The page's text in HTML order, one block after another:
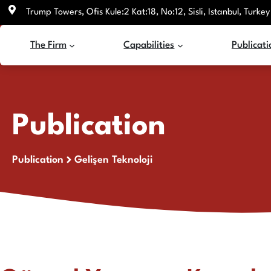
Skip
Trump Towers, Ofis Kule:2 Kat:18, No:12, Sisli, Istanbul, Turkey
The Firm Capabilities
Publication
Publication Gelişen Teknoloji